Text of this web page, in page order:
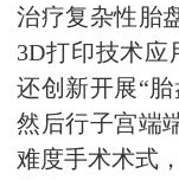
治疗复杂性胎
3D打印技术
还创新开展“
然后行子宫端
难度手术术式